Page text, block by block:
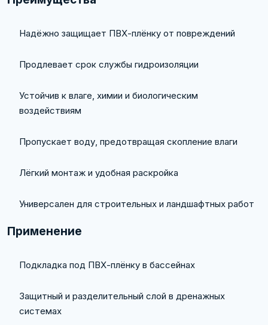
Надёжно защищает ПВХ-плёнку от повреждений
Продлевает срок службы гидроизоляции
Устойчив к влаге, химии и биологическим
воздействиям
Пропускает воду, предотвращая скопление влаги
Лёгкий монтаж и удобная раскройка
Универсален для строительных и ландшафтных работ
Применение
Подкладка под ПВХ-плёнку в бассейнах
Защитный и разделительный слой в дренажных
системах